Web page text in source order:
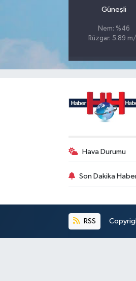
Güneşli
Nem: %46
Rüzgar: 5.89
Hava Durumu
Son Dakika
RSS